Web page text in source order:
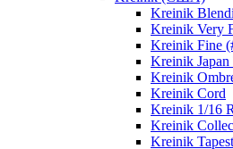
Kreinik
Kreinik Very
Kreinik Fine
Kreinik
Kreinik
Kreinik Cord
Kreinik 1/16
Kreinik
Kreinik